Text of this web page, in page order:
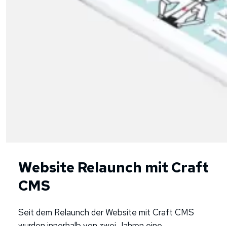
Website Relaunch mit Craft
CMS
Seit dem Relaunch der Website mit Craft CMS